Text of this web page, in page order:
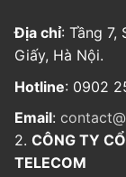
Địa chỉ: Tầng 7,
Giấy, Hà Nội.
Hotline: 0902
Email:
2. CÔNG TY
TELECOM